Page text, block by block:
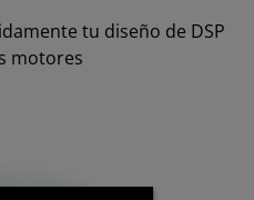
tu diseño de DSP
motores